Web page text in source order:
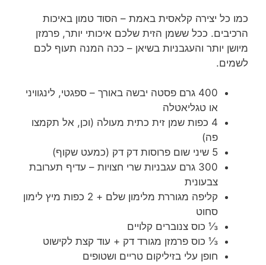
כמו כל יצירה קלאסית באמת – הסוד טמון באיכות
הרכיבים. ככל ששמן הזית שלכם איכותי יותר, פרמזן
מיושן יותר והעגבניות בשיאן – ככה המנה תעוף לכם
לשמים.
400 גרם פסטה יבשה באורך – ספגטי, לינגוויני
או טגליאטלה
4 כפות שמן זית כתית מעולה (וכן, אל תקמצו
פה)
5 שיני שום פרוסות דק דק (כמעט שקוף)
300 גרם עגבניות שרי חצויות – עדיף תערובת
צבעונית
קליפה מגוררת מלימון שלם + 2 כפות מיץ לימון
סחוט
⅓ כוס צנוברים קלויים
⅓ כוס פרמזן מגורד דק + עוד קצת לקישוט
חופן עלי בזיליקום טריים ושטופים